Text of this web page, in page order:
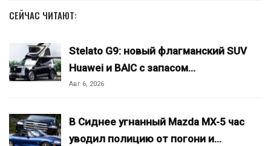
СЕЙЧАС ЧИТАЮТ:
Stelato G9: новый флагманский SUV
Huawei и BAIC с запасом…
Авг 6, 2026
В Сиднее угнанный Mazda MX-5 час
уводил полицию от погони и…